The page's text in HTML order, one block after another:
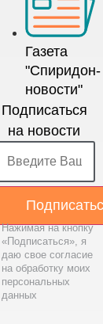
Газета
"Спиридон-
новости"
Подписаться
на новости
Нажимая на кнопку
«Подписаться», я
даю свое согласие
на обработку моих
персональных
данных